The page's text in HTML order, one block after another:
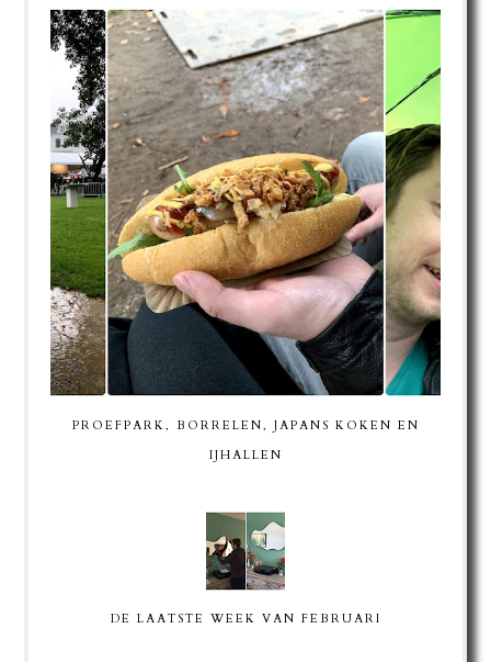
PROEFPARK, BORRELEN, JAPANS KOKEN EN
IJHALLEN
DE LAATSTE WEEK VAN FEBRUARI